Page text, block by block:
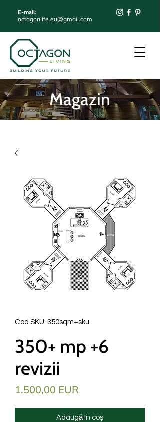
E-mail:
octagonlife.eu@gmail.com
Magazin
Cod SKU: 350sqm+sku
350+ mp +6
revizii
1.500,00 EUR
Adaugă în coș